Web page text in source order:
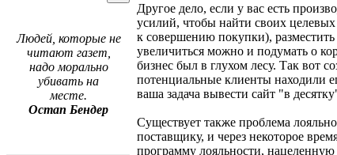
Людей, которые не
читают газет,
надо морально
убивать на
месте.
Остап Бендер
Другое дело, если у вас есть
усилий, чтобы найти своих
к совершению покупки),
увеличиться можно и подумать о
бизнес был в глухом лесу. Так вот
потенциальные клиенты находили
ваша задача вывести сайт "в
Существует также проблема
поставщику, и через некоторое
программу лояльности,